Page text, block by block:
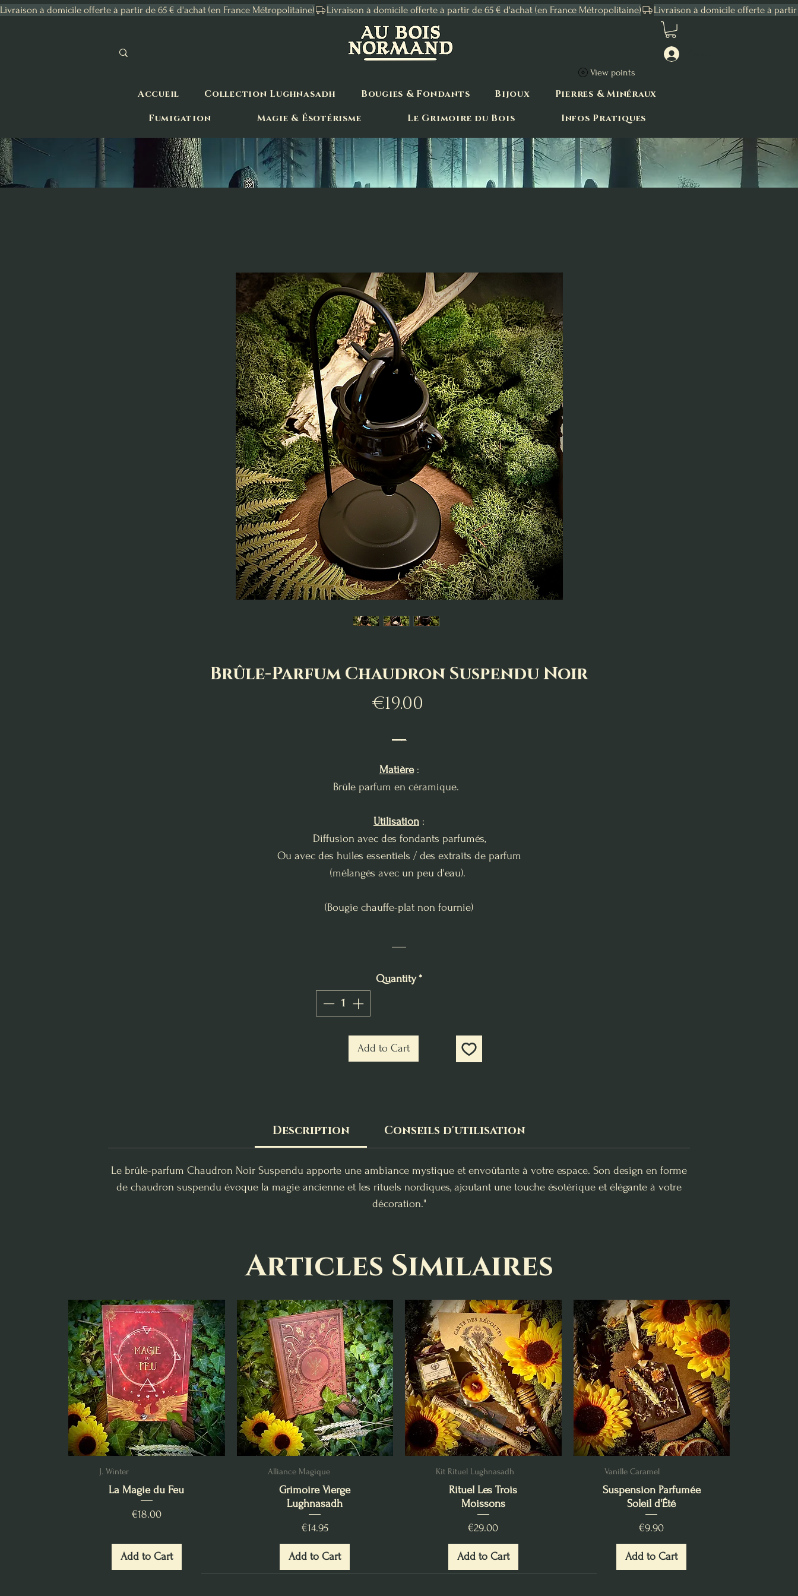
Livraison à domicile offerte à partir de 65 € d'achat (en France Métropolitaine)
Accueil Collection Lughnasadh Bougies & Fondants Bijoux
Pierres & Minéraux
Fumigation
Magie & Ésotérisme Le Grimoire du Bois Infos Pratiques
View points
Brûle-Parfum Chaudron Suspendu Noir
€19.00
Matière:
Brûle parfum en céramique.
Utilisation :
Diffusion avec des fondants parfumés,
Ou avec des huiles essentiels / des extraits de parfum
(mélangés avec un peu d'eau).
(Bougie chauffe-plat non fournie)
Quantity*
Add to Cart
Description Conseils d'utilisation
Le brûle-parfum Chaudron Noir Suspendu apporte une ambiance mystique et envoûtante à votre espace. Son design en forme
de chaudron suspendu évoque la magie ancienne et les rituels nordiques, ajoutant une touche ésotérique et élégante à votre
décoration."
Articles Similaires
J. Winter
La Magie du Feu
Price
€18.00
Add to Cart
Alliance Magique
Grimoire Vierge
Lughnasadh
Price
€14.95
Add to Cart
Kit Rituel Lughnasadh
Rituel Les Trois
Moissons
Price
€29.00
Add to Cart
Vanille Caramel
Suspension Parfumée
Soleil d'Été
Price
€9.90
Add to Cart